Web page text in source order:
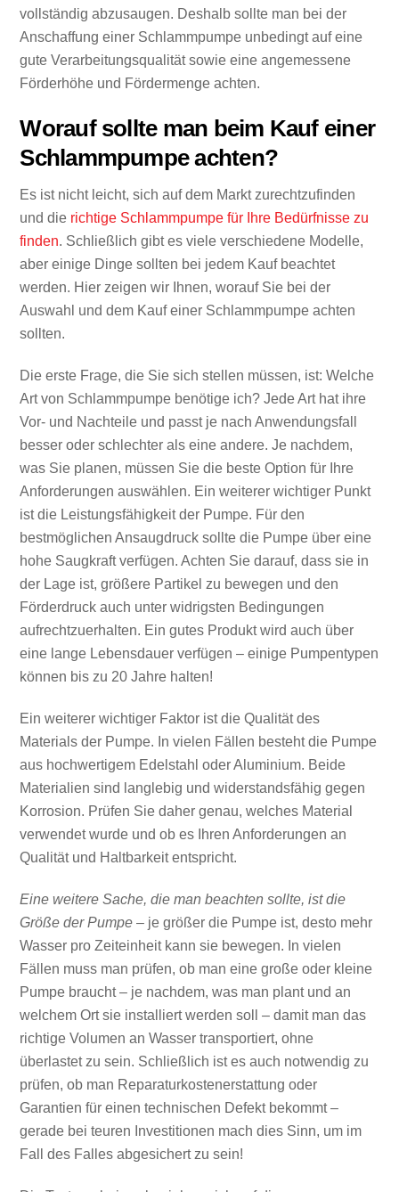
vollständig abzusaugen. Deshalb sollte man bei der
Anschaffung einer Schlammpumpe unbedingt auf eine
gute Verarbeitungsqualität sowie eine angemessene
Förderhöhe und Fördermenge achten.
Worauf sollte man beim Kauf einer
Schlammpumpe achten?
Es ist nicht leicht, sich auf dem Markt zurechtzufinden
und die richtige Schlammpumpe für Ihre Bedürfnisse zu
finden. Schließlich gibt es viele verschiedene Modelle,
aber einige Dinge sollten bei jedem Kauf beachtet
werden. Hier zeigen wir Ihnen, worauf Sie bei der
Auswahl und dem Kauf einer Schlammpumpe achten
sollten.
Die erste Frage, die Sie sich stellen müssen, ist: Welche
Art von Schlammpumpe benötige ich? Jede Art hat ihre
Vor- und Nachteile und passt je nach Anwendungsfall
besser oder schlechter als eine andere. Je nachdem,
was Sie planen, müssen Sie die beste Option für Ihre
Anforderungen auswählen. Ein weiterer wichtiger Punkt
ist die Leistungsfähigkeit der Pumpe. Für den
bestmöglichen Ansaugdruck sollte die Pumpe über eine
hohe Saugkraft verfügen. Achten Sie darauf, dass sie in
der Lage ist, größere Partikel zu bewegen und den
Förderdruck auch unter widrigsten Bedingungen
aufrechtzuerhalten. Ein gutes Produkt wird auch über
eine lange Lebensdauer verfügen – einige Pumpentypen
können bis zu 20 Jahre halten!
Ein weiterer wichtiger Faktor ist die Qualität des
Materials der Pumpe. In vielen Fällen besteht die Pumpe
aus hochwertigem Edelstahl oder Aluminium. Beide
Materialien sind langlebig und widerstandsfähig gegen
Korrosion. Prüfen Sie daher genau, welches Material
verwendet wurde und ob es Ihren Anforderungen an
Qualität und Haltbarkeit entspricht.
Eine weitere Sache, die man beachten sollte, ist die
Größe der Pumpe – je größer die Pumpe ist, desto mehr
Wasser pro Zeiteinheit kann sie bewegen. In vielen
Fällen muss man prüfen, ob man eine große oder kleine
Pumpe braucht – je nachdem, was man plant und an
welchem Ort sie installiert werden soll – damit man das
richtige Volumen an Wasser transportiert, ohne
überlastet zu sein. Schließlich ist es auch notwendig zu
prüfen, ob man Reparaturkostenerstattung oder
Garantien für einen technischen Defekt bekommt –
gerade bei teuren Investitionen mach dies Sinn, um im
Fall des Falles abgesichert zu sein!